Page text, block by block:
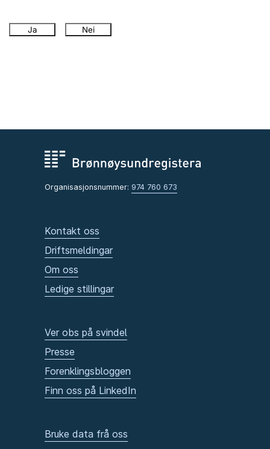
Ja Nei
Organisasjonsnummer: 974 760 673
Kontakt oss
Driftsmeldingar
Om oss
Ledige stillingar
Ver obs på svindel
Presse
Forenklingsbloggen
Finn oss på LinkedIn
Bruke data frå oss